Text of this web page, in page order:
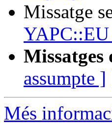
Missatge
Missatges
assumpte ]
Més